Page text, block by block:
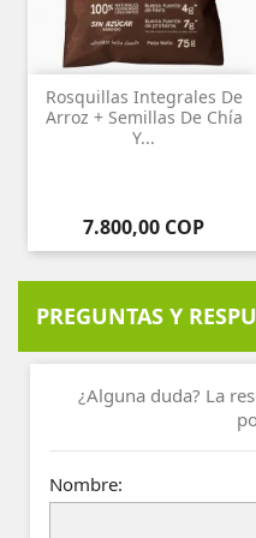
Rosquillas Integrales De
Arroz + Semillas De Chía
Y...
Precio
7.800,00 COP
PREGUNTAS Y
¿Alguna duda? La
Nombre: